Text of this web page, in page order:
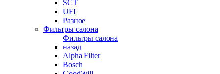
SCT
UFI
Разное
Фильтры салона
Фильтры салона
назад
Alpha Filter
Bosch